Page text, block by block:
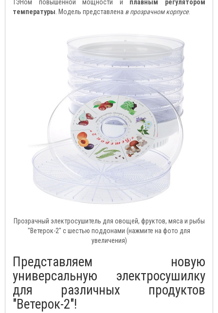
ТЭНом повышенной мощности и плавным регулятором
температуры. Модель представлена в прозрачном корпусе.
Прозрачный электросушитель для овощей, фруктов, мяса и рыбы
"Ветерок-2" с шестью поддонами (нажмите на фото для
увеличения)
Представляем новую
универсальную электросушилку
для различных продуктов
"Ветерок-2"!